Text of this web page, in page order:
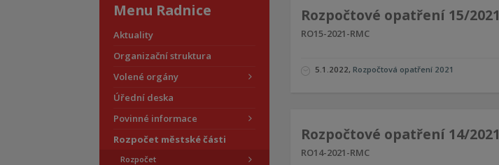
Rozpočtové opatření 15/2021
RO15-2021-RMC
5.1.2022, Rozpočtová opatření 2021
Rozpočtové opatření 14/2021
RO14-2021-RMC
Menu Radnice
Aktuality
Organizační struktura
Volené orgány
Úřední deska
Povinné informace
Rozpočet městské části
Rozpočet